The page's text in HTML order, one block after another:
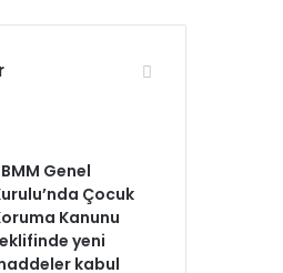
Genel
Çocuk
Kanunu
yeni
kabul